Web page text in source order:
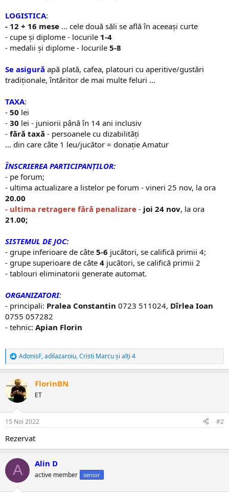
LOGISTICA:
- 12 + 16 mese ... cele două săli se află în aceeași curte
- cupe și diplome - locurile 1-4
- medalii și diplome - locurile 5-8
Se asigură apă plată, cafea, platouri cu aperitive/gustări
tradiționale, întăritor de mai multe feluri ...
TAXA:
- 50 lei
- 30 lei - juniorii până în 14 ani inclusiv
- fără taxă - persoanele cu dizabilități
... din care câte 1 leu/jucător = donație Amatur
ÎNSCRIEREA PARTICIPANȚILOR:
- pe forum;
- ultima actualizare a listelor pe forum - vineri 25 nov, la ora
20.00
- ultima retragere fără penalizare - joi 24 nov, la ora
21.00;
SISTEMUL DE JOC:
- grupe inferioare de câte 5-6 jucători, se califică primii 4;
- grupe superioare de câte 4 jucători, se califică primii 2
- tablouri eliminatorii generate automat.
ORGANIZATORI:
- principali: Pralea Constantin 0723 511024, Dîrlea Ioan
0755 057282
- tehnic: Apian Florin
R
e
c
ț
i
AdonisF,adilazaroiu,Cristi Marcuși alți 4
FlorinBN
ET
15 Noi 2022 #2
Rezervat
A Alin D
active member senior